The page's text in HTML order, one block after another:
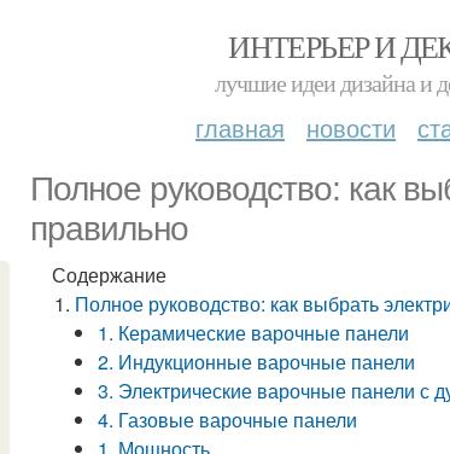
ИНТЕРЬЕР И
лучшие идеи дизайна и
главная новости
Полное руководство: как
правильно
Содержание
Полное руководство: как выбрать
1. Керамические варочные панели
2. Индукционные варочные панели
3. Электрические варочные панели с
4. Газовые варочные панели